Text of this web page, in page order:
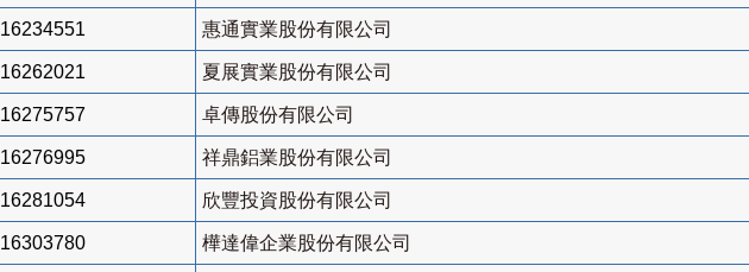
16234551 惠通實業股份有限公司
16262021 夏展實業股份有限公司
16275757 卓傳股份有限公司
16276995 祥鼎鋁業股份有限公司
16281054 欣豐投資股份有限公司
16303780 樺達偉企業股份有限公司